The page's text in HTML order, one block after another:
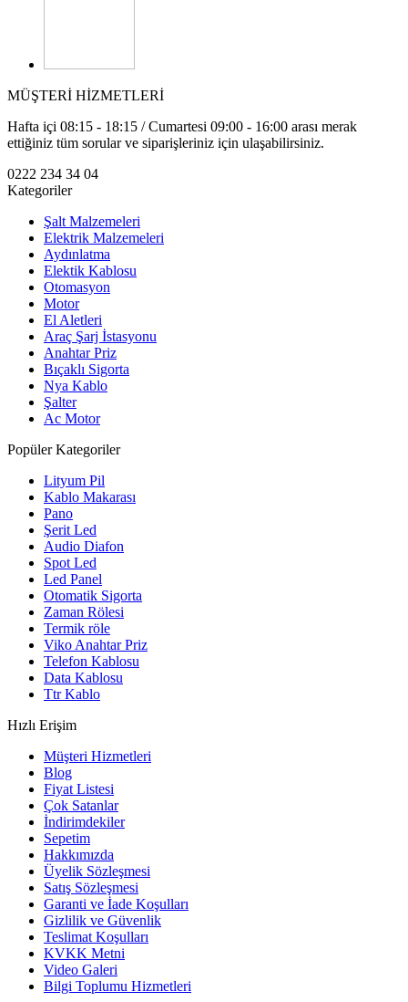
MÜŞTERİ HİZMETLERİ
Hafta içi 08:15 - 18:15 / Cumartesi 09:00 - 16:00 arası merak
ettiğiniz tüm sorular ve siparişleriniz için ulaşabilirsiniz.
0222 234 34 04
Kategoriler
Şalt Malzemeleri
Elektrik Malzemeleri
Aydınlatma
Elektik Kablosu
Otomasyon
Motor
El Aletleri
Araç Şarj İstasyonu
Anahtar Priz
Bıçaklı Sigorta
Nya Kablo
Şalter
Ac Motor
Popüler Kategoriler
Lityum Pil
Kablo Makarası
Pano
Şerit Led
Audio Diafon
Spot Led
Led Panel
Otomatik Sigorta
Zaman Rölesi
Termik röle
Viko Anahtar Priz
Telefon Kablosu
Data Kablosu
Ttr Kablo
Hızlı Erişim
Müşteri Hizmetleri
Blog
Fiyat Listesi
Çok Satanlar
İndirimdekiler
Sepetim
Hakkımızda
Üyelik Sözleşmesi
Satış Sözleşmesi
Garanti ve İade Koşulları
Gizlilik ve Güvenlik
Teslimat Koşulları
KVKK Metni
Video Galeri
Bilgi Toplumu Hizmetleri